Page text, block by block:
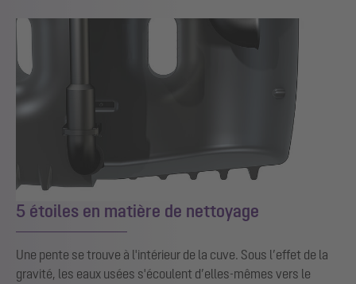
5 étoiles en matière de nettoyage
Une pente se trouve à l'intérieur de la cuve. Sous l’effet de la
gravité, les eaux usées s'écoulent d’elles-mêmes vers le